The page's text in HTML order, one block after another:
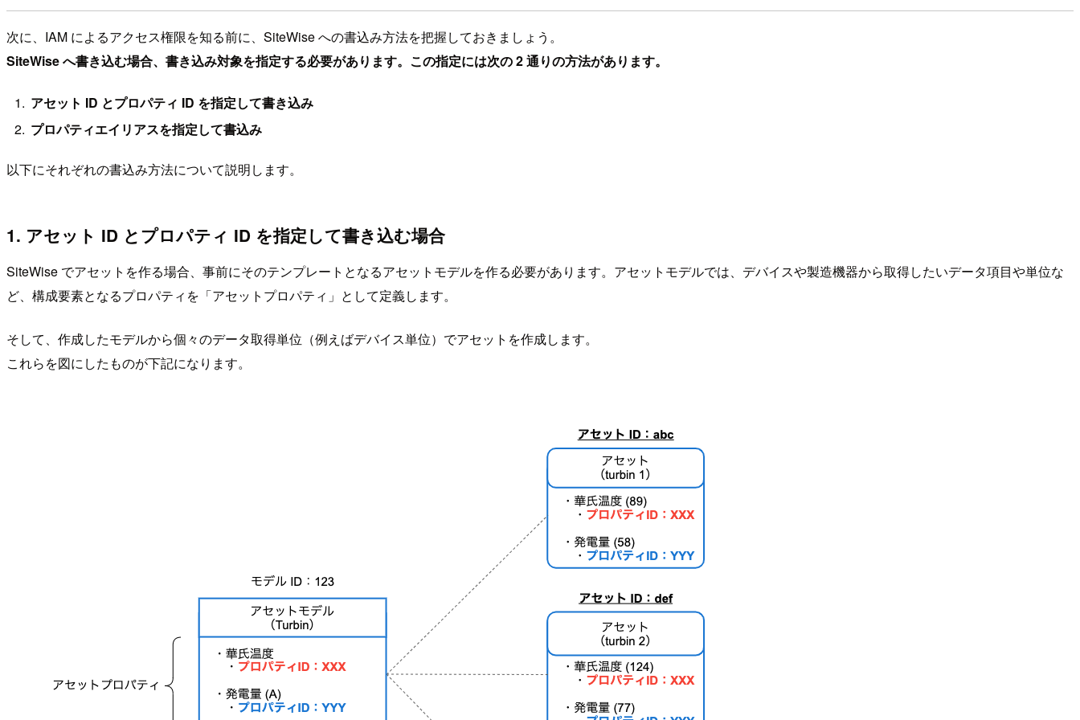
次に、IAM によるアクセス権限を知る前に、SiteWise への書込み方法を把握しておきましょう。
SiteWise へ書き込む場合、書き込み対象を指定する必要があります。この指定には次の 2 通りの方法があります。
アセット ID とプロパティ ID を指定して書き込み
プロパティエイリアスを指定して書込み
以下にそれぞれの書込み方法について説明します。
1. アセット ID とプロパティ ID を指定して書き込む場合
SiteWise でアセットを作る場合、事前にそのテンプレートとなるアセットモデルを作る必要があります。アセットモデルでは、デバイスや製造機器から取得したいデータ項目や単位な
ど、構成要素となるプロパティを「アセットプロパティ」として定義します。
そして、作成したモデルから個々のデータ取得単位（例えばデバイス単位）でアセットを作成します。
これらを図にしたものが下記になります。